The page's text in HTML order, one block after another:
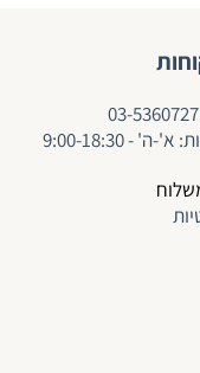
03-5360727
- 9:00-18:30